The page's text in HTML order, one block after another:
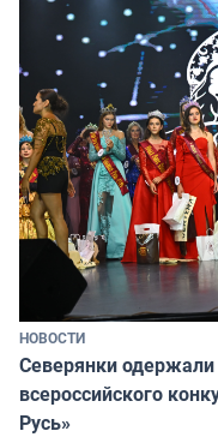
НОВОСТИ
Северянки одержали
всероссийского
Русь»